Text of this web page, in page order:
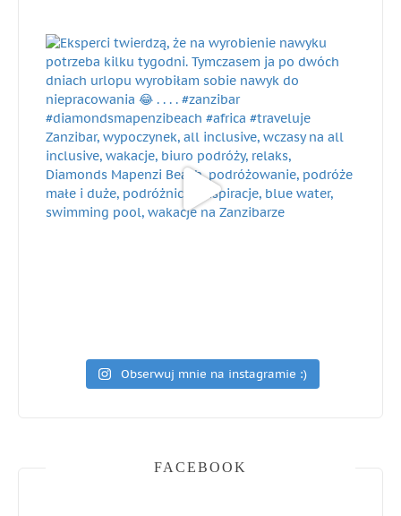
Obserwuj mnie na instagramie :)
FACEBOOK